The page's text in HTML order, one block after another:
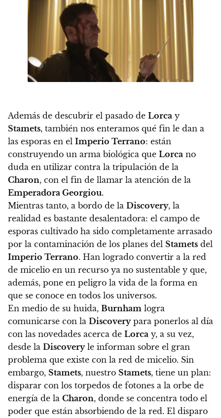
Además de descubrir el pasado de Lorca y
Stamets, también nos enteramos qué fin le dan a
las esporas en el Imperio Terrano: están
construyendo un arma biológica que Lorca no
duda en utilizar contra la tripulación de la
Charon, con el fin de llamar la atención de la
Emperadora Georgiou.
Mientras tanto, a bordo de la Discovery, la
realidad es bastante desalentadora: el campo de
esporas cultivado ha sido completamente arrasado
por la contaminación de los planes del Stamets del
Imperio Terrano. Han logrado convertir a la red
de micelio en un recurso ya no sustentable y que,
además, pone en peligro la vida de la forma en
que se conoce en todos los universos.
En medio de su huida, Burnham logra
comunicarse con la Discoverypara ponerlos al día
con las novedades acerca de Lorca y, a su vez,
desde la Discoveryle informan sobre el gran
problema que existe con la red de micelio. Sin
embargo, Stamets, nuestro Stamets, tiene un plan:
disparar con los torpedos de fotones a la orbe de
energía de la Charon, donde se concentra todo el
poder que están absorbiendo de la red. El disparo